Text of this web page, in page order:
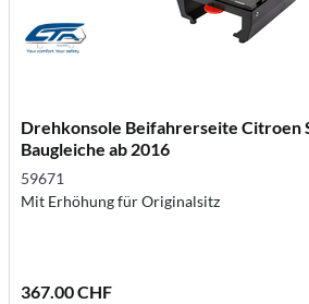
Drehkonsole Beifahrerseite Citroen
Baugleiche ab 2016
59671
Mit Erhöhung für Originalsitz
367.00 CHF